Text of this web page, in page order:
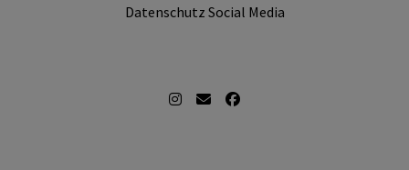
Datenschutz Social Media